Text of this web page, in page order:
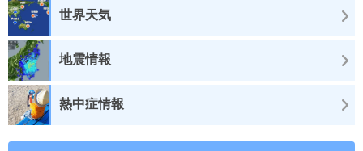
世界天気
地震情報
熱中症情報